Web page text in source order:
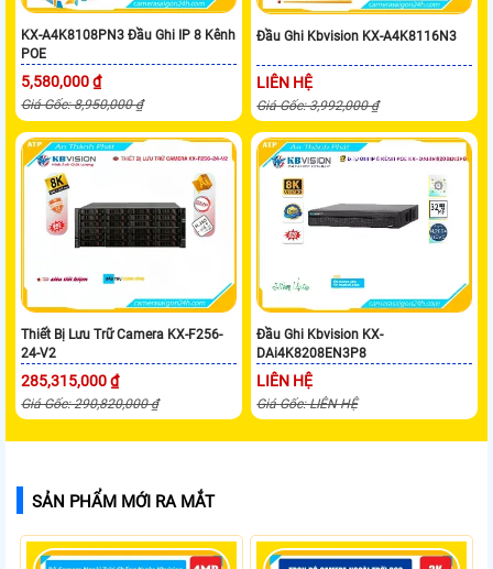
KX-A4K8108PN3 Đầu Ghi IP 8 Kênh
POE
5,580,000 ₫
Giá Gốc: 8,950,000 ₫
Đầu Ghi Kbvision KX-A4K8116N3
LIÊN HỆ
Giá Gốc: 3,992,000 ₫
Thiết Bị Lưu Trữ Camera KX-F256-
24-V2
285,315,000 ₫
Giá Gốc: 290,820,000 ₫
Đầu Ghi Kbvision KX-
DAi4K8208EN3P8
LIÊN HỆ
Giá Gốc: LIÊN HỆ
SẢN PHẨM MỚI RA MẮT